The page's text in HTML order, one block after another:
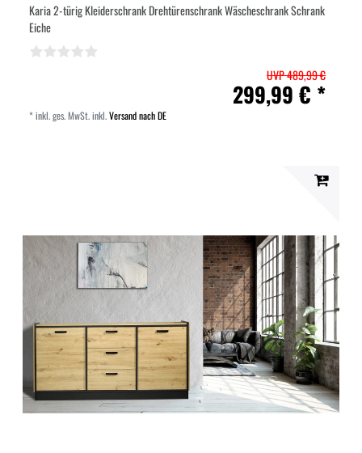
Karia 2-türig Kleiderschrank Drehtürenschrank Wäscheschrank Schrank
Eiche
UVP 489,99 €
299,99 € *
*inkl. ges. MwSt.inkl.Versand nach DE